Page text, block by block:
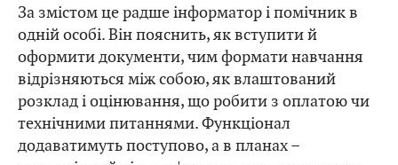
За змістом це радше інформатор і помічник в
одній особі. Він пояснить, як вступити й
оформити документи, чим формати навчання
відрізняються між собою, як влаштований
розклад і оцінювання, що робити з оплатою чи
технічними питаннями. Функціонал
додаватимуть поступово, а в планах –